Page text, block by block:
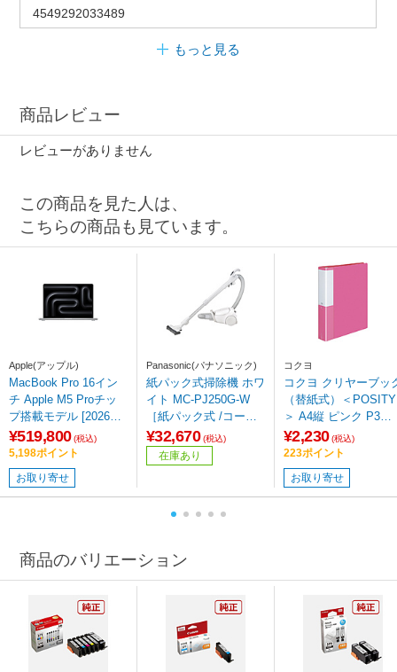
4549292033489
もっと見る
商品レビュー
レビューがありません
この商品を見た人は、
こちらの商品も見ています。
Apple(アップル)
MacBook Pro 16イン
チ Apple M5 Proチッ
プ搭載モデル [2026年
春モデル/SSD 1TB/メ
モリ24GB/18コアCPU
と20コアGPU] シルバ
ー MGE44J/A
¥519,800 (税込)
5,198ポイント
お取り寄せ
Panasonic(パナソニック)
紙パック式掃除機 ホワ
イト MC-PJ250G-W
［紙パック式 /コード
式］
¥32,670 (税込)
在庫あり
コクヨ
コクヨ クリヤーブッ
（替紙式）＜POSITY
＞ A4縦 ピンク P3ラ
－L740NP 61358201
¥2,230 (税込)
223ポイント
お取り寄せ
商品のバリエーション